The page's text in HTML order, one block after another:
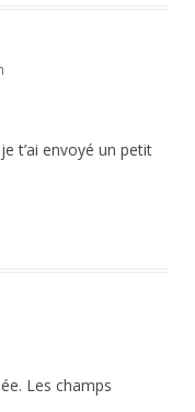
t’ai envoyé un petit
Les champs